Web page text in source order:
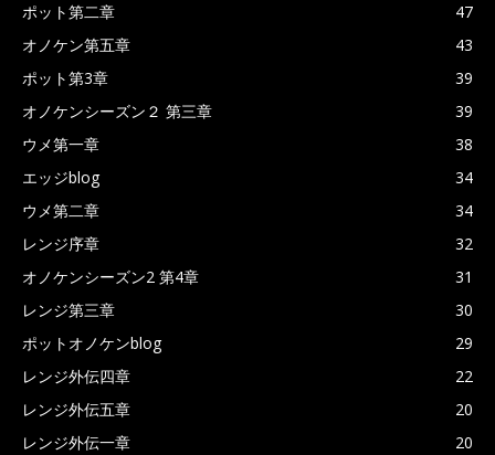
ポット第二章
47
オノケン第五章
43
ポット第3章
39
オノケンシーズン２ 第三章
39
ウメ第一章
38
エッジblog
34
ウメ第二章
34
レンジ序章
32
オノケンシーズン2 第4章
31
レンジ第三章
30
ポットオノケンblog
29
レンジ外伝四章
22
レンジ外伝五章
20
レンジ外伝一章
20